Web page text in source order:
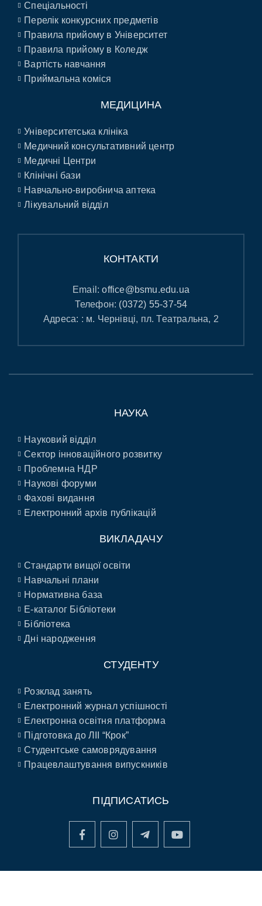
Спеціальності
Перелік конкурсних предметів
Правила прийому в Університет
Правила прийому в Коледж
Вартість навчання
Приймальна коміся
МЕДИЦИНА
Університетська клініка
Медичний консультативний центр
Медичні Центри
Клінічні бази
Навчально-виробнича аптека
Лікувальний відділ
КОНТАКТИ
Email:office@bsmu.edu.ua
Телефон: (0372) 55-37-54
Адреса: : м. Чернівці, пл. Театральна, 2
НАУКА
Науковий відділ
Сектор інноваційного розвитку
Проблемна НДР
Наукові форуми
Фахові видання
Електронний архів публікацій
ВИКЛАДАЧУ
Стандарти вищої освіти
Навчальні плани
Нормативна база
E-каталог Бібліотеки
Бібліотека
Дні народження
СТУДЕНТУ
Розклад занять
Електронний журнал успішності
Електронна освітня платформа
Підготовка до ЛІІ “Крок”
Студентське самоврядування
Працевлаштування випускників
ПІДПИСАТИСЬ